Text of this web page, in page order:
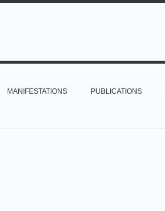
MANIFESTATIONS PUBLICATIONS